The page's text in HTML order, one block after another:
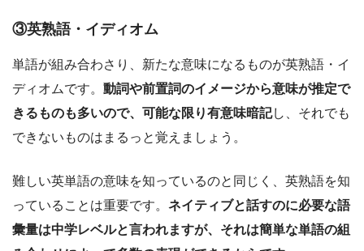
③英熟語・イディオム
単語が組み合わさり、新たな意味になるものが英熟語・イ
ディオムです。 動詞や前置詞のイメージから意味が推定で
きるものも多いので、可能な限り有意味暗記し、それでも
できないものはまるっと覚えましょう。
難しい英単語の意味を知っているのと同じく、英熟語を知
っていることは重要です。 ネイティブと話すのに必要な語
彙量は中学レベルと言われますが、それは簡単な単語の組